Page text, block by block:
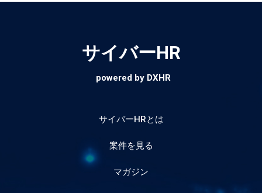
サイバーHR
powered by DXHR
サイバーHRとは
案件を見る
マガジン